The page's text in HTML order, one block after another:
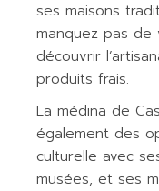
ses maisons
manquez pas de
découvrir
produits frais.
La médina de
également des
culturelle avec
musées, et ses